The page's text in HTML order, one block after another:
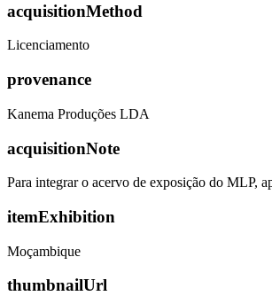
acquisitionMethod
Licenciamento
provenance
Kanema Produções LDA
acquisitionNote
Para integrar o acervo de exposição do MLP,
itemExhibition
Moçambique
thumbnailUrl